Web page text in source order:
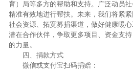
育）局等多方的帮助和支持。广泛动员
精准有效地进行帮扶。未来，我们将紧
社会资源、拓宽募捐渠道，做好健康暖
潜在合作伙伴，争取更多项目、资金支
的力量。
四、捐款方式
微信或支付宝扫码捐赠：